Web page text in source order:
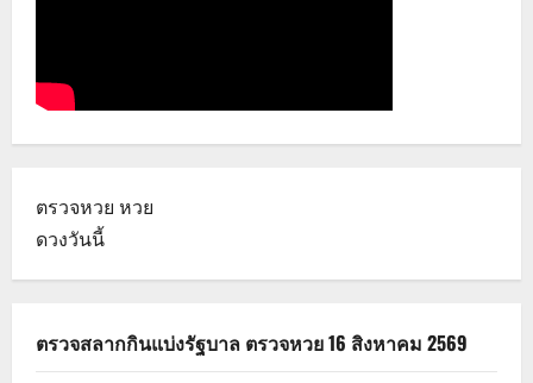
ตรวจหวย หวย
ดวงวันนี้
ตรวจสลากกินแบ่งรัฐบาล ตรวจหวย 16 สิงหาคม 2569